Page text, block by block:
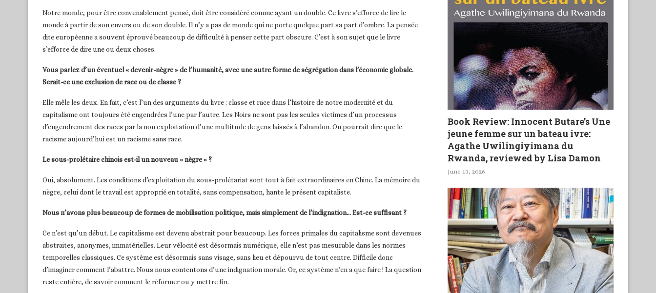
Notre monde, pour être convenablement pensé, doit être considéré comme ayant un double. Ce livre s’efforce de lire le
monde à partir de son envers ou de son double. Il n’y a pas de monde qui ne porte quelque part sa part d’ombre. La pensée
dite européenne a souvent éprouvé beaucoup de difficulté à penser cette part obscure. C’est à son sujet que le livre
s’efforce de dire une ou deux choses.
Vous parlez d’un éventuel « devenir-nègre » de l’humanité, avec une autre forme de ségrégation dans l’économie globale.
Serait-ce une exclusion de race ou de classe ?
Elle mêle les deux. En fait, c’est l’un des arguments du livre : classe et race dans l’histoire de notre modernité et du
capitalisme ont toujours été engendrées l’une par l’autre. Les Noirs ne sont pas les seules victimes d’un processus
d’engendrement des races par la non exploitation d’une multitude de gens laissés à l’abandon. On pourrait dire que le
racisme aujourd’hui est un racisme sans race.
Le sous-prolétaire chinois est-il un nouveau « nègre » ?
Oui, absolument. Les conditions d’exploitation du sous-prolétariat sont tout à fait extraordinaires en Chine. La mémoire du
nègre, celui dont le travail est approprié en totalité, sans compensation, hante le présent capitaliste.
Nous n’avons plus beaucoup de formes de mobilisation politique, mais simplement de l’indignation… Est-ce suffisant ?
Ce n’est qu’un début. Le capitalisme est devenu abstrait pour beaucoup. Les forces primales du capitalisme sont devenues
abstraites, anonymes, immatérielles. Leur vélocité est désormais numérique, elle n’est pas mesurable dans les normes
temporelles classiques. Ce système est désormais sans visage, sans lieu et dépourvu de tout centre. Difficile donc
d’imaginer comment l’abattre. Nous nous contentons d’une indignation morale. Or, ce système n’en a que faire ! La question
reste entière, de savoir comment le réformer ou y mettre fin.
Book Review: Innocent Butare’s Une
jeune femme sur un bateau ivre:
Agathe Uwilingiyimana du
Rwanda, reviewed by Lisa Damon
June 13, 2026